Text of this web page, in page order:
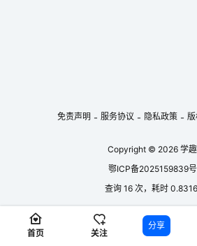
免责声明 - 服务协议 - 隐私政策 -
Copyright © 2026 学
鄂ICP备2025159839
查询 16 次，耗时
首页 关注
分享